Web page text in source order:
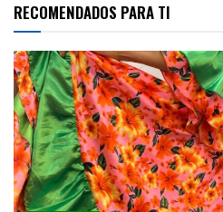
RECOMENDADOS PARA TI